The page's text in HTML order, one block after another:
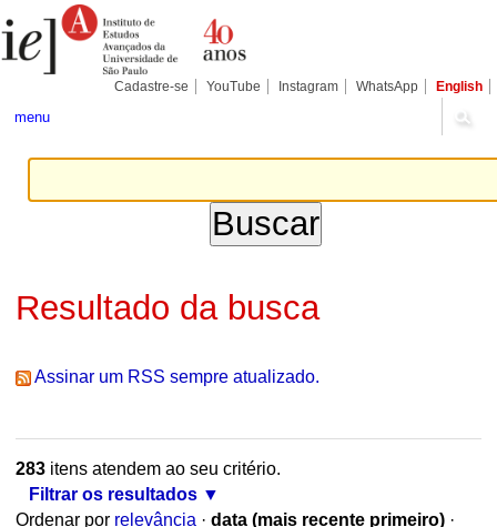
para
conteúdo.
Pessoais
Cadastre-se YouTube Instagram WhatsApp English
menu
Resultado da busca
Assinar um RSS sempre atualizado.
283itens atendem ao seu critério.
Filtrar os resultados
Ordenar por relevância · data (mais recente primeiro) ·